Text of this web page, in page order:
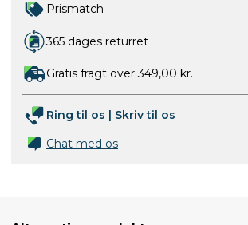
Prismatch
365 dages returret
Gratis fragt over 349,00 kr.
Ring til os | Skriv til os
Chat med os